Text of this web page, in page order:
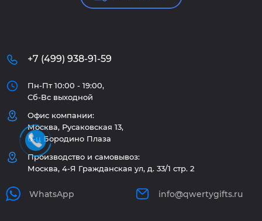
+7 (499) 938-91-59
Пн-Пт 10:00 - 19:00,
Сб-Вс выходной
Офис компании:
Москва, Русаковская 13,
б-ц Бородино Плаза
Производство и самовывоз:
Москва, 4-Я Гражданская ул, д. 33/1 стр. 2
WhatsApp info@qwertygifts.ru